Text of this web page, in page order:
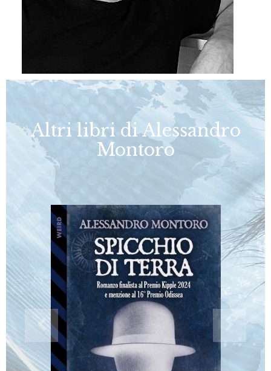
Altri libri di Alessandro
Montoro